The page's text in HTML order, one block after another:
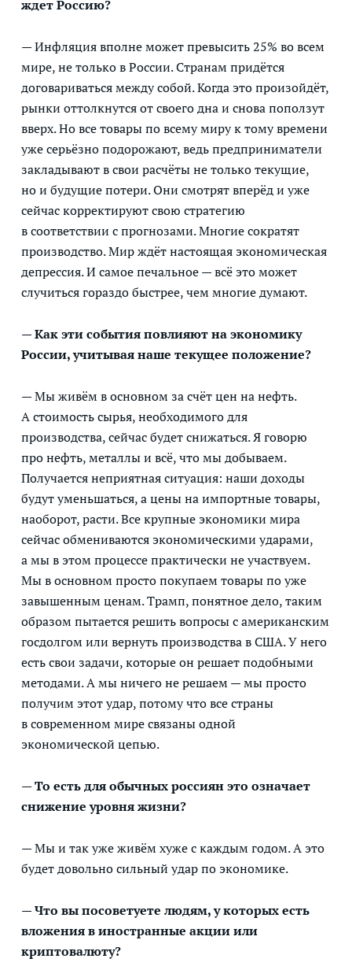
ждет Россию?
— Инфляция вполне может превысить 25% во всем
мире, не только в России. Странам придётся
договариваться между собой. Когда это произойдёт,
рынки оттолкнутся от своего дна и снова поползут
вверх. Но все товары по всему миру к тому времени
уже серьёзно подорожают, ведь предприниматели
закладывают в свои расчёты не только текущие,
но и будущие потери. Они смотрят вперёд и уже
сейчас корректируют свою стратегию
в соответствии с прогнозами. Многие сократят
производство. Мир ждёт настоящая экономическая
депрессия. И самое печальное — всё это может
случиться гораздо быстрее, чем многие думают.
— Как эти события повлияют на экономику
России, учитывая наше текущее положение?
— Мы живём в основном за счёт цен на нефть.
А стоимость сырья, необходимого для
производства, сейчас будет снижаться. Я говорю
про нефть, металлы и всё, что мы добываем.
Получается неприятная ситуация: наши доходы
будут уменьшаться, а цены на импортные товары,
наоборот, расти. Все крупные экономики мира
сейчас обмениваются экономическими ударами,
а мы в этом процессе практически не участвуем.
Мы в основном просто покупаем товары по уже
завышенным ценам. Трамп, понятное дело, таким
образом пытается решить вопросы с американским
госдолгом или вернуть производства в США. У него
есть свои задачи, которые он решает подобными
методами. А мы ничего не решаем — мы просто
получим этот удар, потому что все страны
в современном мире связаны одной
экономической цепью.
— То есть для обычных россиян это означает
снижение уровня жизни?
— Мы и так уже живём хуже с каждым годом. А это
будет довольно сильный удар по экономике.
— Что вы посоветуете людям, у которых есть
вложения в иностранные акции или
криптовалюту?